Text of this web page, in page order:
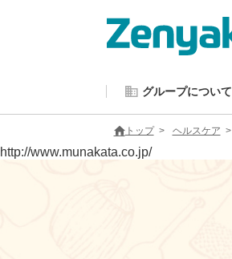
グループについて
トップ ヘルスケア
http://www.munakata.co.jp/